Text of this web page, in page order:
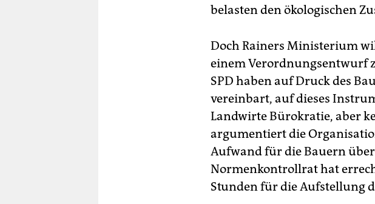
belasten den ökologischen
Doch Rainers Ministerium
einem Verordnungsentwurf
SPD haben auf Druck des
vereinbart, auf dieses
Landwirte Bürokratie, aber
argumentiert die
Aufwand für die Bauern
Normenkontrollrat hat
Stunden für die Aufstellung